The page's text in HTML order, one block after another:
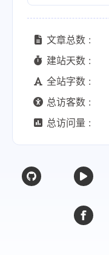
文章总数 :
建站天数 :
全站字数 :
总访客数 :
总访问量 :